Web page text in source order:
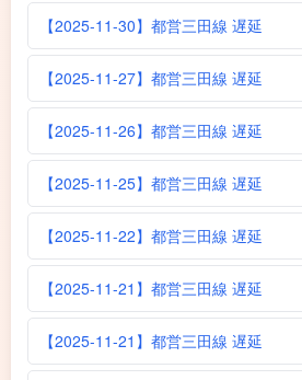
【2025-11-30】都営三田線 遅延
【2025-11-27】都営三田線 遅延
【2025-11-26】都営三田線 遅延
【2025-11-25】都営三田線 遅延
【2025-11-22】都営三田線 遅延
【2025-11-21】都営三田線 遅延
【2025-11-21】都営三田線 遅延